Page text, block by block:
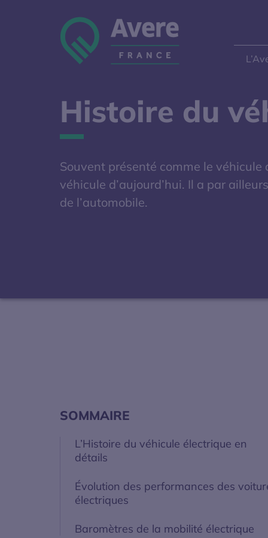
Histoire du
Souvent présenté comme le véhicule
véhicule d’aujourd’hui. Il a par
de l’automobile.
SOMMAIRE
L’Histoire du véhicule électrique en
détails
Évolution des performances des
électriques
Baromètres de la mobilité électrique